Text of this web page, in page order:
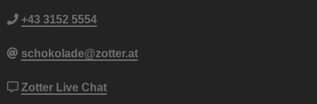
+43 3152 5554
schokolade@zotter.at
Zotter Live Chat